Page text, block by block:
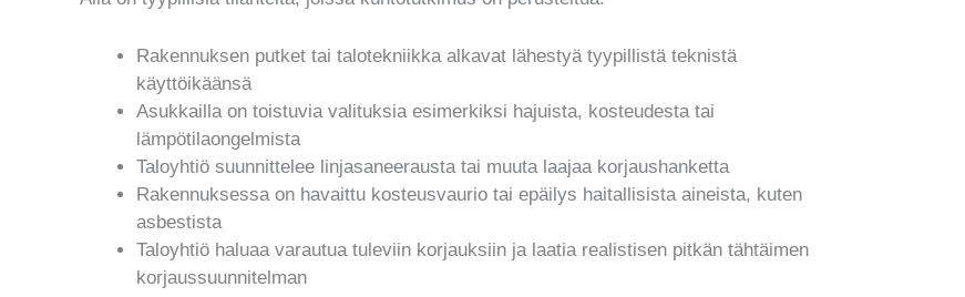
Rakennuksen putket tai talotekniikka alkavat lähestyä tyypillistä teknistä
käyttöikäänsä
Asukkailla on toistuvia valituksia esimerkiksi hajuista, kosteudesta tai
lämpötilaongelmista
Taloyhtiö suunnittelee linjasaneerausta tai muuta laajaa korjaushanketta
Rakennuksessa on havaittu kosteusvaurio tai epäilys haitallisista aineista, kuten
asbestista
Taloyhtiö haluaa varautua tuleviin korjauksiin ja laatia realistisen pitkän tähtäimen
korjaussuunnitelman